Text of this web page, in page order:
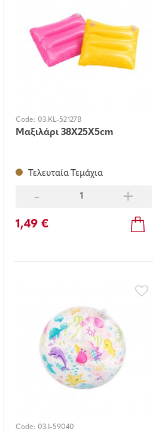
Code: 03.KL-52127B
Μαξιλάρι 38X25X5cm
Τελευταία Τεμάχια
- +
1,49 €
Code: 03.I-59040